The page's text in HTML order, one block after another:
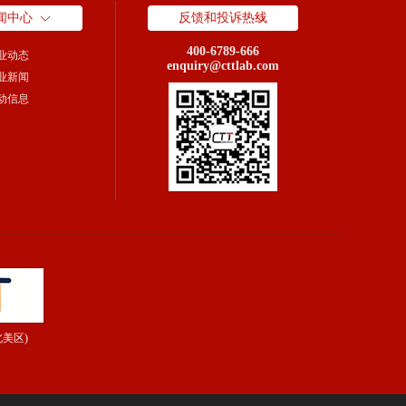
中心
动态
新闻
信息
反馈和投诉热线
400-6789-666
enquiry@cttlab.com
美区)